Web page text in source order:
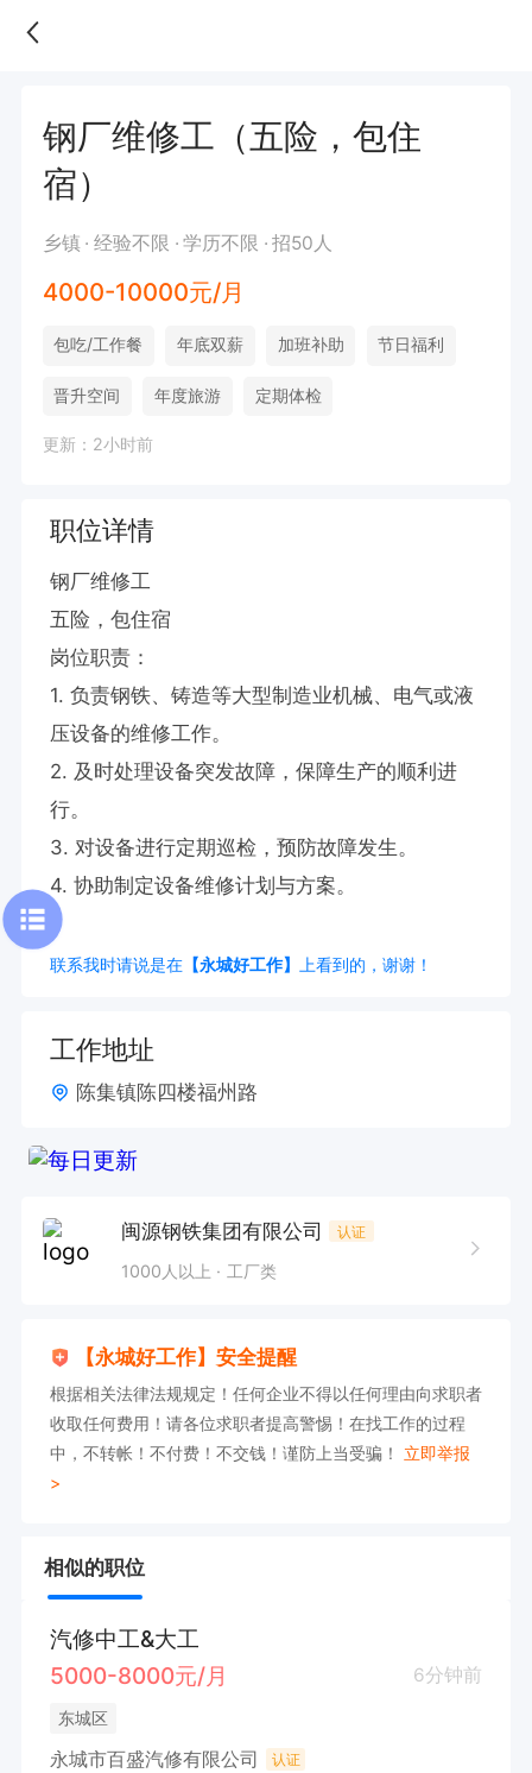
钢厂维修工（五险，包住
宿）
乡镇 经验不限 学历不限 招50人
4000-10000元/月
包吃/工作餐 年底双薪 加班补助 节日福利
晋升空间 年度旅游 定期体检
更新：2小时前
职位详情
钢厂维修工
五险，包住宿
岗位职责：
1. 负责钢铁、铸造等大型制造业机械、电气或液
压设备的维修工作。
2. 及时处理设备突发故障，保障生产的顺利进
行。
3. 对设备进行定期巡检，预防故障发生。
4. 协助制定设备维修计划与方案。
联系我时请说是在【永城好工作】 上看到的，谢谢！
工作地址
陈集镇陈四楼福州路
闽源钢铁集团有限公司 认证
1000人以上 工厂类
【永城好工作】安全提醒
根据相关法律法规规定！任何企业不得以任何理由向求职者
收取任何费用！请各位求职者提高警惕！在找工作的过程
中，不转帐！不付费！不交钱！谨防上当受骗！ 立即举报
>
相似的职位
汽修中工&大工
5000-8000元/月
6分钟前
东城区
永城市百盛汽修有限公司 认证